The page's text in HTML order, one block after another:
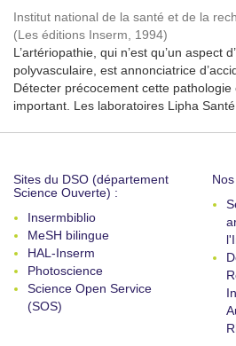
Institut national de la santé et de la
(Les éditions Inserm, 1994)
L’artériopathie, qui n’est qu’un aspect
polyvasculaire, est annonciatrice
Détecter précocement cette
important. Les laboratoires Lipha Santé
Sites du DSO (département
Science Ouverte) :
Insermbiblio
MeSH bilingue
HAL-Inserm
Photoscience
Science Open Service
(SOS)